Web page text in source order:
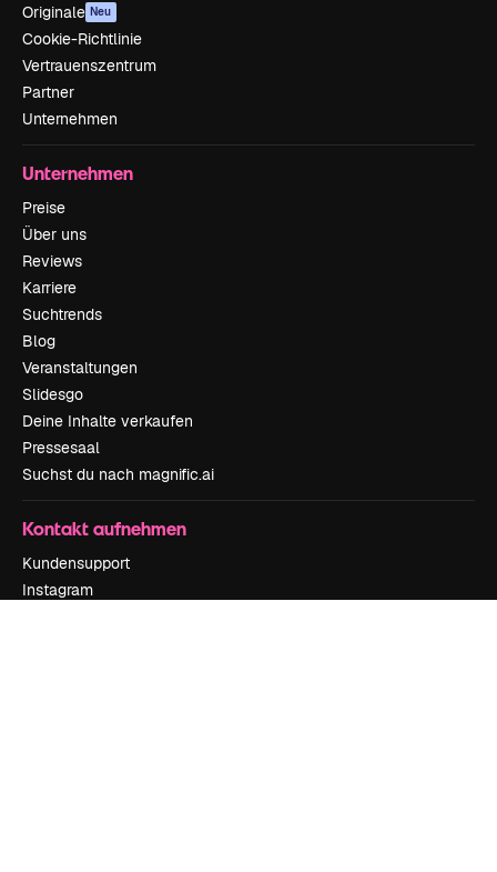
Originale Neu
Cookie-Richtlinie
Vertrauenszentrum
Partner
Unternehmen
Unternehmen
Preise
Über uns
Reviews
Karriere
Suchtrends
Blog
Veranstaltungen
Slidesgo
Deine Inhalte verkaufen
Pressesaal
Suchst du nach magnific.ai
Kontakt aufnehmen
Kundensupport
Instagram